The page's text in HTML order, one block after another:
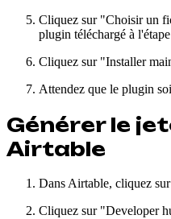
Cliquez sur "Choisir un
plugin téléchargé à l'étape
Cliquez sur "Installer
Attendez que le plugin
Générer le
Airtable
Dans Airtable, cliquez
Cliquez sur "Developer